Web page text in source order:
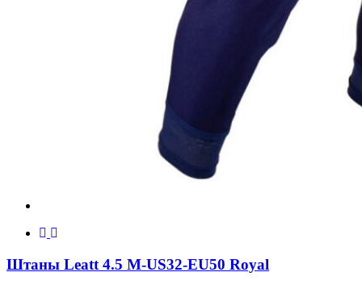
Штаны Leatt 4.5 M-US32-EU50 Royal